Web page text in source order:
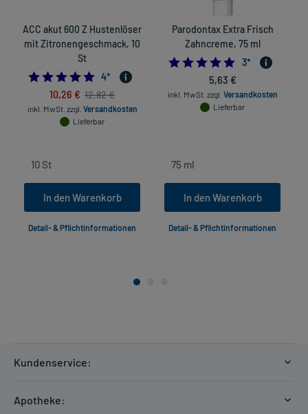
ACC akut 600 Z Hustenlöser
mit Zitronengeschmack, 10
St
5.0
4*
10,26 € 12,82 €
inkl. MwSt. zzgl. Versandkosten
Lieferbar
In den Warenkorb
Detail- & Pflichtinformationen
Parodontax Extra Frisch
Zahncreme, 75 ml
5.0
3*
5,63 €
inkl. MwSt. zzgl. Versandkosten
Lieferbar
In den Warenkorb
Detail- & Pflichtinformationen
Kundenservice:
Zahlungsarten
Apotheke: